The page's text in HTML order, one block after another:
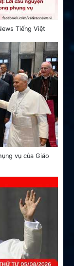
Tiếng Việt
vụ của Giáo